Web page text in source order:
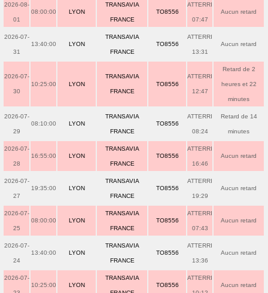
2026-08-
01
08:00:00 LYON
TRANSAVIA
FRANCE
TO8556
ATTERRI
07:47
Aucun retard
2026-07-
31
13:40:00 LYON
TRANSAVIA
FRANCE
TO8556
ATTERRI
13:31
Aucun retard
2026-07-
30
10:25:00 LYON
TRANSAVIA
FRANCE
TO8556
ATTERRI
12:47
Retard de 2
heures et 22
minutes
2026-07-
29
08:10:00 LYON
TRANSAVIA
FRANCE
TO8556
ATTERRI
08:24
Retard de 14
minutes
2026-07-
28
16:55:00 LYON
TRANSAVIA
FRANCE
TO8556
ATTERRI
16:46
Aucun retard
2026-07-
27
19:35:00 LYON
TRANSAVIA
FRANCE
TO8556
ATTERRI
19:29
Aucun retard
2026-07-
25
08:00:00 LYON
TRANSAVIA
FRANCE
TO8556
ATTERRI
07:43
Aucun retard
2026-07-
24
13:40:00 LYON
TRANSAVIA
FRANCE
TO8556
ATTERRI
13:36
Aucun retard
2026-07-
10:25:00 LYON
TRANSAVIA
TO8556
ATTERRI
Aucun retard